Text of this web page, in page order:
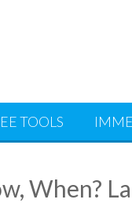
TOOLS
When?